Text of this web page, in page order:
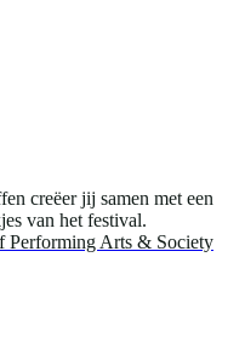
creëer jij samen met een
van het festival.
Performing Arts & Society